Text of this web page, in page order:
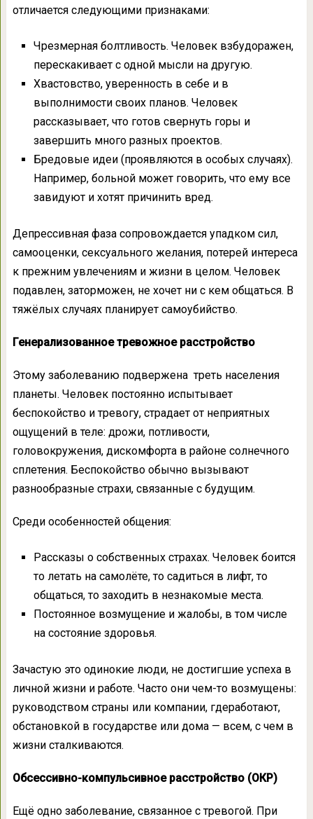
отличается следующими признаками:
Чрезмерная болтливость. Человек взбудоражен,
перескакивает с одной мысли на другую.
Хвастовство, уверенность в себе и в
выполнимости своих планов. Человек
рассказывает, что готов свернуть горы и
завершить много разных проектов.
Бредовые идеи (проявляются в особых случаях).
Например, больной может говорить, что ему все
завидуют и хотят причинить вред.
Депрессивная фаза сопровождается упадком сил,
самооценки, сексуального желания, потерей интереса
к прежним увлечениям и жизни в целом. Человек
подавлен, заторможен, не хочет ни с кем общаться. В
тяжёлых случаях планирует самоубийство.
Генерализованное тревожное расстройство
Этому заболеванию подвержена треть населения
планеты. Человек постоянно испытывает
беспокойство и тревогу, страдает от неприятных
ощущений в теле: дрожи, потливости,
головокружения, дискомфорта в районе солнечного
сплетения. Беспокойство обычно вызывают
разнообразные страхи, связанные с будущим.
Среди особенностей общения:
Рассказы о собственных страхах. Человек боится
то летать на самолёте, то садиться в лифт, то
общаться, то заходить в незнакомые места.
Постоянное возмущение и жалобы, в том числе
на состояние здоровья.
Зачастую это одинокие люди, не достигшие успеха в
личной жизни и работе. Часто они чем-то возмущены:
руководством страны или компании, гдеработают,
обстановкой в государстве или дома — всем, с чем в
жизни сталкиваются.
Обсессивно-компульсивное расстройство (ОКР)
Ещё одно заболевание, связанное с тревогой. При